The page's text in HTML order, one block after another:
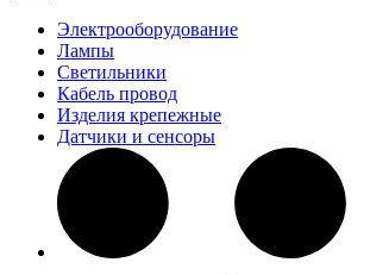
Электрооборудование
Лампы
Светильники
Кабель провод
Изделия крепежные
Датчики и сенсоры